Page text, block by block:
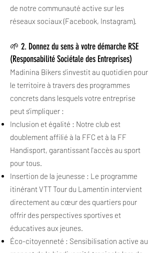
de notre communauté active sur les
réseaux sociaux (Facebook, Instagram).
🌱 2. Donnez du sens à votre démarche RSE
(Responsabilité Sociétale des Entreprises)
Madinina Bikers s'investit au quotidien pour
le territoire à travers des programmes
concrets dans lesquels votre entreprise
peut s'impliquer :
Inclusion et égalité : Notre club est
doublement affilié à la FFC et à la FF
Handisport, garantissant l'accès au sport
pour tous.
Insertion de la jeunesse : Le programme
itinérant VTT Tour du Lamentin intervient
directement au cœur des quartiers pour
offrir des perspectives sportives et
éducatives aux jeunes.
Éco-citoyenneté : Sensibilisation active au